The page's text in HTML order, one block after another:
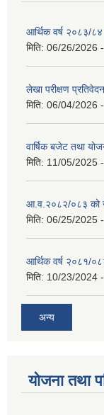
आर्थिक वर्ष २०८३/८४
मिति: 06/26/2026
लेखा परीक्षण प्रतिवेदन
मिति: 06/04/2026
वार्षिक बजेट तथा
मिति: 11/05/2025
आ.व.२०८२/०८३ को
मिति: 06/25/2025
आर्थिक वर्ष २०८१/
मिति: 10/23/2024
अन्य
योजना तथा